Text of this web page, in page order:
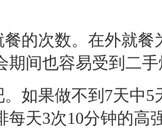
餐的次数。在外就
期间也容易受到二
如果做不到7天中5
每天3次10分钟的高